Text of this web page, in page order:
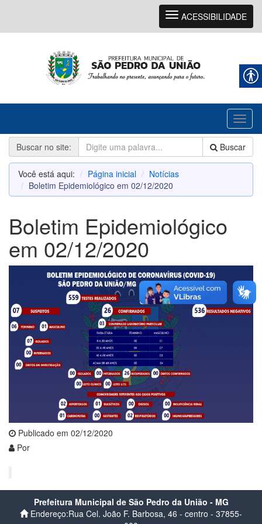
Navegação
ACESSIBILIDADE
Buscar no site:
Buscar
Você está aqui: Página inicial
Notícias
Boletim Epidemiológico em 02/12/2020
Boletim Epidemiológico
em 02/12/2020
Publicado em 02/12/2020
Por
Prefeitura Municipal de São Pedro da União - MG
Endereço:Rua Cel. João F. Barbosa, 46 - centro - 37855-